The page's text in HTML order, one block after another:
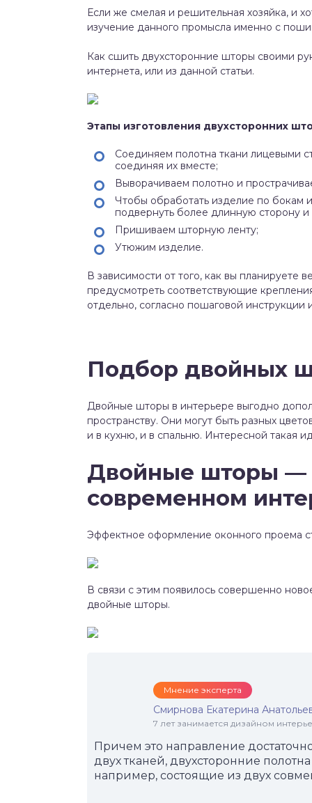
Если же смелая и решительная хозяйка, и
изучение данного промысла именно с
Как сшить двухсторонние шторы своими
интернета, или из данной статьи.
Этапы изготовления двухсторонних
Соединяем полотна ткани лицевыми
соединяя их вместе;
Выворачиваем полотно и
Чтобы обработать изделие по бокам
подвернуть более длинную сторону и
Пришиваем шторную ленту;
Утюжим изделие.
В зависимости от того, как вы планируете
предусмотреть соответствующие
отдельно, согласно пошаговой инструкции
Подбор двойных
Двойные шторы в интерьере выгодно
пространству. Они могут быть разных
и в кухню, и в спальню. Интересной такая
Двойные шторы —
современном
Эффектное оформление оконного проема
В связи с этим появилось совершенно
двойные шторы.
Мнение эксперта
Смирнова Екатерина
7 лет занимается дизайном
Причем это направление
двух тканей, двухсторонние
например, состоящие из двух